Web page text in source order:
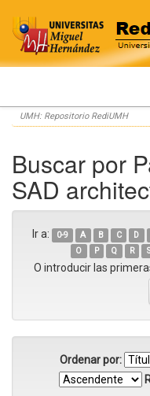
Skip
navigation
UMH: Repositorio RediUMH
Buscar por
SAD
Ir a: 0-9 A B C D
O
P Q R S
O introducir las
Ordenar por: